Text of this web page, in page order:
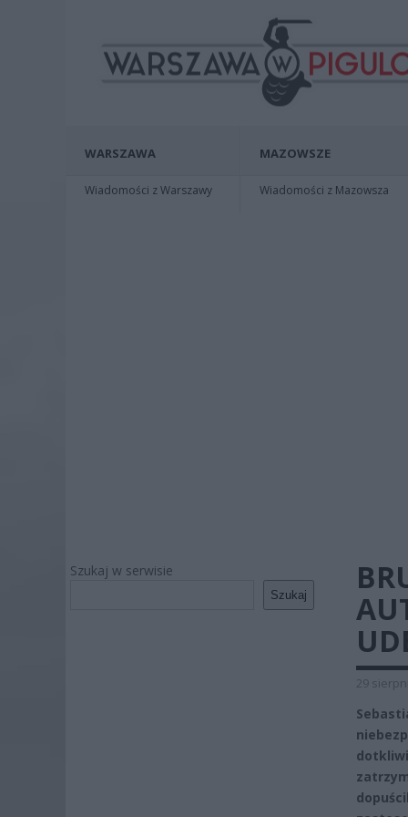
WARSZAWA
Wiadomości z Warszawy
MAZOWSZE
Wiadomości z Mazowsza
Szukaj w serwisie
Szukaj
29